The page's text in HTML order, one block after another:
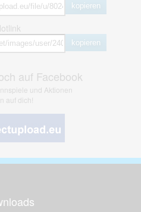
kopieren
kopieren
auf Facebook
und Aktionen
auf dich!